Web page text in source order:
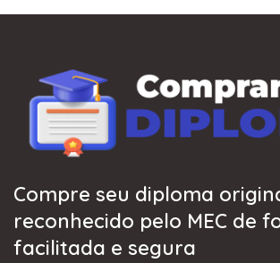
Compre seu diploma
reconhecido pelo MEC de
facilitada e segura